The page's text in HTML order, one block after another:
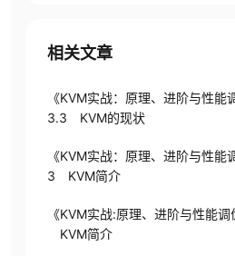
相关文章
《KVM实战：原理、进阶与性能
3.3 KVM的现状
《KVM实战：原理、进阶与性能
3 KVM简介
《KVM实战:原理、进阶与性能调优》
KVM简介